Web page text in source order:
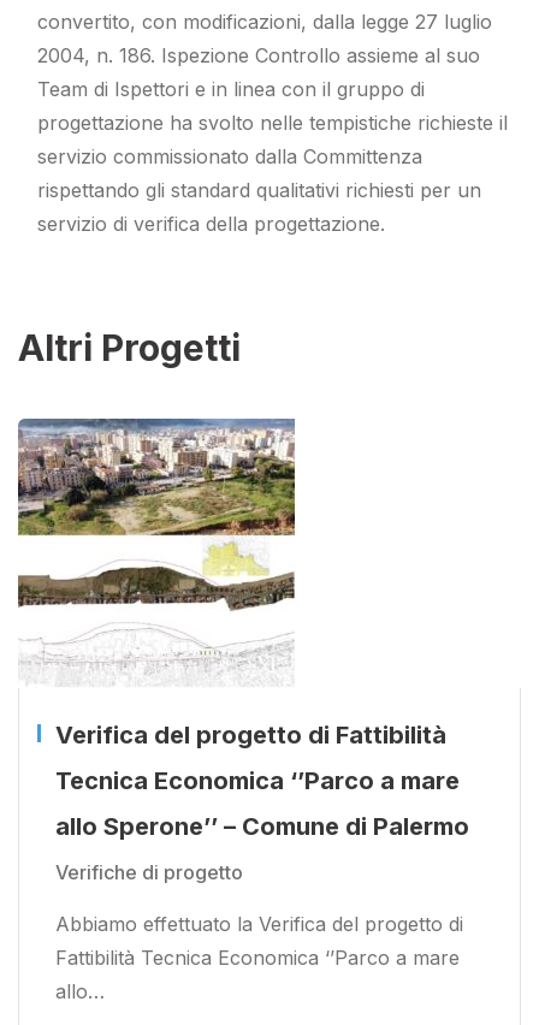
convertito, con modificazioni, dalla legge 27 luglio
2004, n. 186. Ispezione Controllo assieme al suo
Team di Ispettori e in linea con il gruppo di
progettazione ha svolto nelle tempistiche richieste il
servizio commissionato dalla Committenza
rispettando gli standard qualitativi richiesti per un
servizio di verifica della progettazione.
Altri Progetti
Verifica del progetto di Fattibilità
Tecnica Economica ‘’Parco a mare
allo Sperone’’ – Comune di Palermo
Verifiche di progetto
Abbiamo effettuato la Verifica del progetto di
Fattibilità Tecnica Economica ‘’Parco a mare
allo…